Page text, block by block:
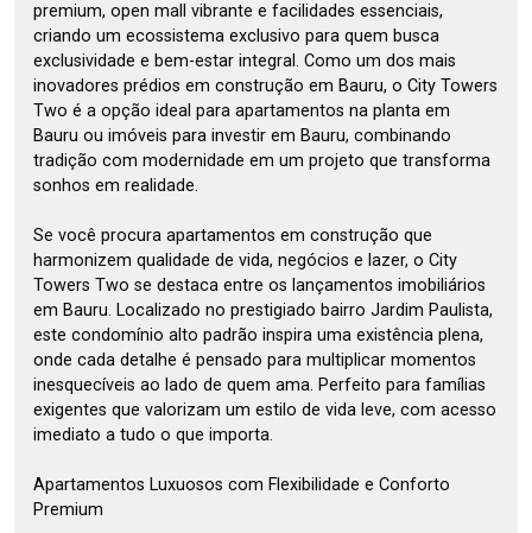
premium, open mall vibrante e facilidades essenciais,
criando um ecossistema exclusivo para quem busca
exclusividade e bem-estar integral. Como um dos mais
inovadores prédios em construção em Bauru, o City Towers
Two é a opção ideal para apartamentos na planta em
Bauru ou imóveis para investir em Bauru, combinando
tradição com modernidade em um projeto que transforma
sonhos em realidade.
Se você procura apartamentos em construção que
harmonizem qualidade de vida, negócios e lazer, o City
Towers Two se destaca entre os lançamentos imobiliários
em Bauru. Localizado no prestigiado bairro Jardim Paulista,
este condomínio alto padrão inspira uma existência plena,
onde cada detalhe é pensado para multiplicar momentos
inesquecíveis ao lado de quem ama. Perfeito para famílias
exigentes que valorizam um estilo de vida leve, com acesso
imediato a tudo o que importa.
Apartamentos Luxuosos com Flexibilidade e Conforto
Premium